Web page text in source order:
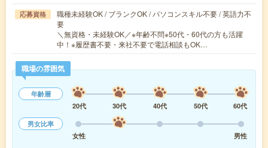
応募資格
職種未経験OK / ブランクOK / パソコンスキル不要 / 英語力不
要
＼無資格・未経験OK／※年齢不問※50代・60代の方も活躍
中！※履歴書不要・来社不要で電話相談もOK…
職場の雰囲気
年齢層
20代
30代 40代 50代
60代
男女比率
女性
男性